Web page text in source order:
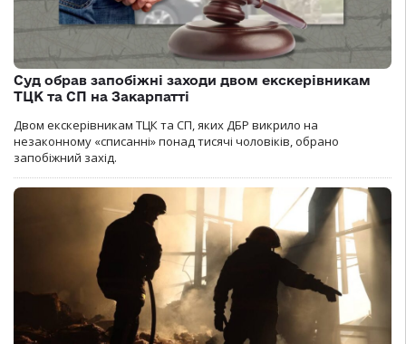
Суд обрав запобіжні заходи двом екскерівникам
ТЦК та СП на Закарпатті
Двом екскерівникам ТЦК та СП, яких ДБР викрило на
незаконному «списанні» понад тисячі чоловіків, обрано
запобіжний захід.